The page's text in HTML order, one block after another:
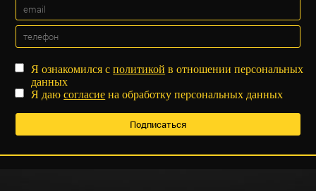
Я ознакомился сполитикой в отношении персональных
данных
Я даюсогласие на обработку персональных данных